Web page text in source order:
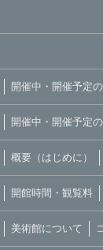
開催中・開催予定
開催中・開催予定
概要（はじめに）
開館時間・観覧料
美術館について